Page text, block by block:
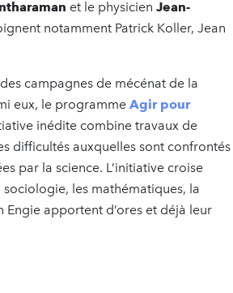
et le physicien Jean-
notamment Patrick Koller, Jean
campagnes de mécénat de la
eux, le programme Agir pour
inédite combine travaux de
difficultés auxquelles sont confrontés
par la science. L’initiative croise
sociologie, les mathématiques, la
Engie apportent d’ores et déjà leur